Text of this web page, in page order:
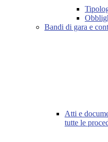
Bandi di gara e
Atti e
tutte le